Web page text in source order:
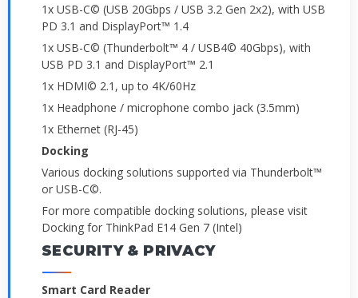
1x USB-C© (USB 20Gbps / USB 3.2 Gen 2x2), with USB
PD 3.1 and DisplayPort™ 1.4
1x USB-C© (Thunderbolt™ 4 / USB4© 40Gbps), with
USB PD 3.1 and DisplayPort™ 2.1
1x HDMI© 2.1, up to 4K/60Hz
1x Headphone / microphone combo jack (3.5mm)
1x Ethernet (RJ-45)
Docking
Various docking solutions supported via Thunderbolt™
or USB-C©.
For more compatible docking solutions, please visit
Docking for ThinkPad E14 Gen 7 (Intel)
SECURITY & PRIVACY
Smart Card Reader